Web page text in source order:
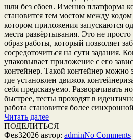
шли без сбоев. Именно платформа
становится тем мостом между
котором приложения запускаются
места развёртывания. Это не
образ работы, который позволяет
сосредоточиться на сути задания.
упаковывает приложение с его
контейнер. Такой контейнер можно
где установлен движок
себя предсказуемо. Разворачивать
быстрее, тесты проходят в
работа становится более синхронной
Читать далее
ПОДЕЛИТЬСЯ
Фев32026 автор: adminNo Comments